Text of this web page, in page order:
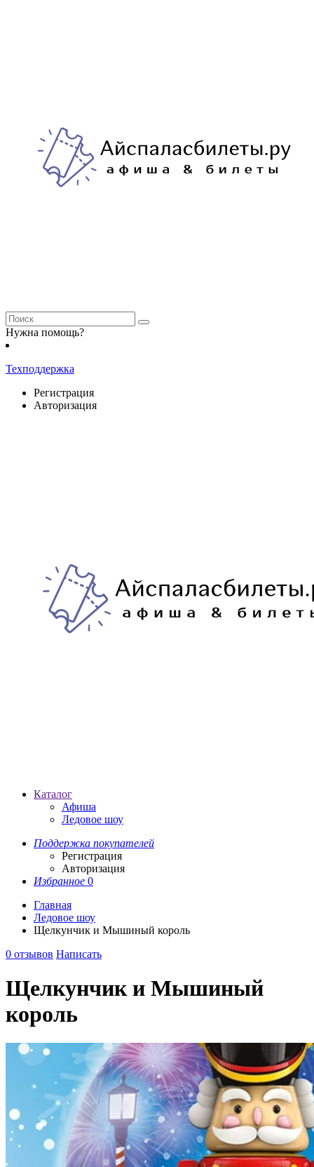
Нужна помощь?
Техподдержка
Регистрация
Авторизация
Каталог
Афиша
Ледовое шоу
Поддержка покупателей
Регистрация
Авторизация
Избранное 0
Главная
Ледовое шоу
Щелкунчик и Мышиный король
0 отзывов Написать
Щелкунчик и Мышиный
король